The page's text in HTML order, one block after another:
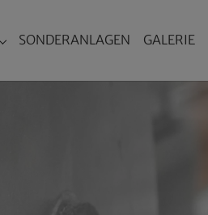
Submenu for "Anlagen"
SONDERANLAGEN GALERIE